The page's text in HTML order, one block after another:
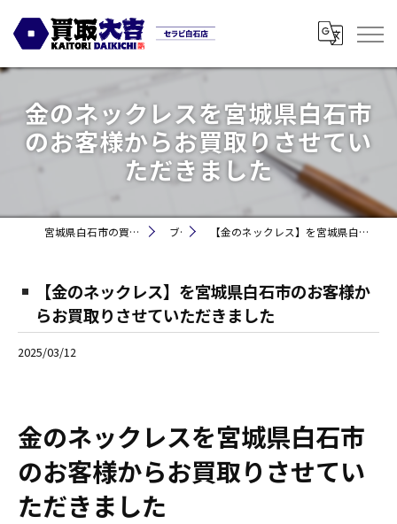
金のネックレスを宮城県白石市
のお客様からお買取りさせてい
ただきました
宮城県白石市の買取なら買取大吉セラビ白石店 ブログ 【金のネックレス】を宮城県白石市のお客様からお買取りさせていただきました
【金のネックレス】を宮城県白石市のお客様か
らお買取りさせていただきました
2025/03/12
金のネックレスを宮城県白石市
のお客様からお買取りさせてい
ただきました